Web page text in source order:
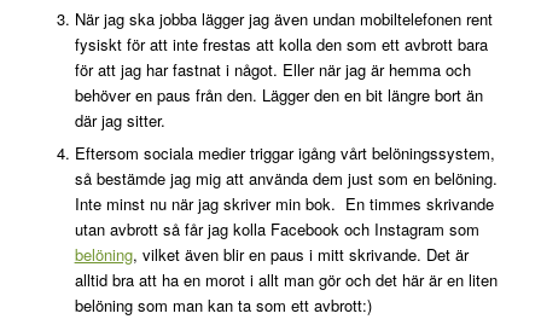
När jag ska jobba lägger jag även undan mobiltelefonen rent
fysiskt för att inte frestas att kolla den som ett avbrott bara
för att jag har fastnat i något. Eller när jag är hemma och
behöver en paus från den. Lägger den en bit längre bort än
där jag sitter.
Eftersom sociala medier triggar igång vårt belöningssystem,
så bestämde jag mig att använda dem just som en belöning.
Inte minst nu när jag skriver min bok. En timmes skrivande
utan avbrott så får jag kolla Facebook och Instagram som
belöning, vilket även blir en paus i mitt skrivande. Det är
alltid bra att ha en morot i allt man gör och det här är en liten
belöning som man kan ta som ett avbrott:)